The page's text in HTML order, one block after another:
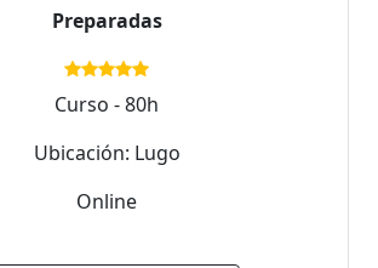
Preparadas
Curso - 80h
Ubicación: Lugo
Online